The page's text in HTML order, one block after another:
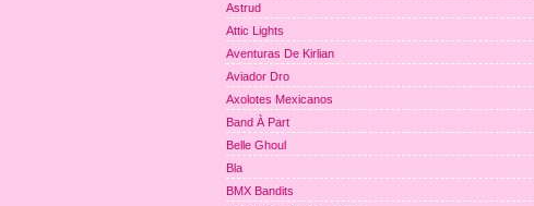
Astrud
Attic Lights
Aventuras De Kirlian
Aviador Dro
Axolotes Mexicanos
Band À Part
Belle Ghoul
Bla
BMX Bandits